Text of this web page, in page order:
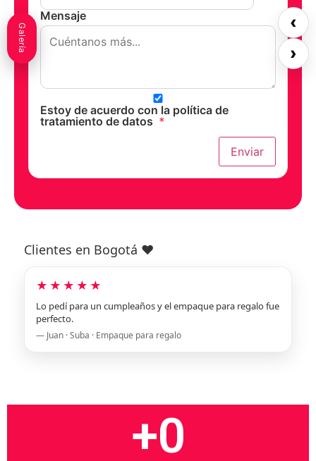
Mensaje
Estoy de acuerdo con la política de
tratamiento de datos *
Enviar
Clientes en Bogotá ❤️
★★★★★
Lo pedí para un cumpleaños y el empaque para regalo fue
perfecto.
— Juan · Suba · Empaque para regalo
+0
‹
›
Galería